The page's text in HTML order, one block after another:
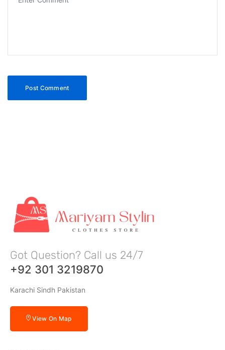
Got Question? Call us 24/7
+92 301 3219870
Karachi Sindh Pakistan
View On Map